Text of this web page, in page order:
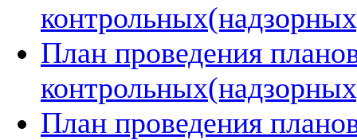
План проведения
План проведения